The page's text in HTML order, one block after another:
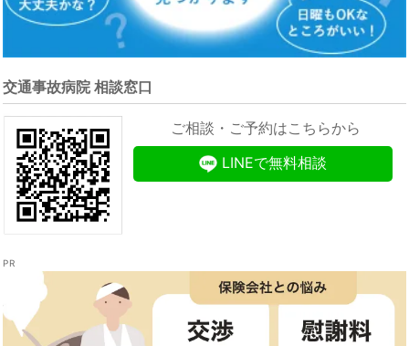
交通事故病院 相談窓口
ご相談・ご予約はこちらから
LINEで無料相談